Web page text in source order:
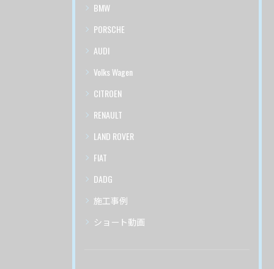
BMW
PORSCHE
AUDI
Volks Wagen
CITROEN
RENAULT
LAND ROVER
FIAT
DADG
施工事例
ショート動画